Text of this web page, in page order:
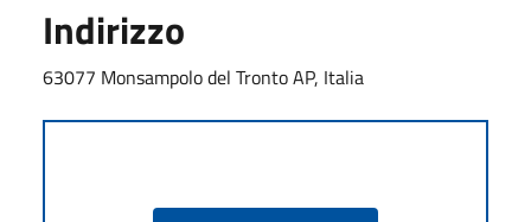
Indirizzo
63077 Monsampolo del Tronto AP, Italia